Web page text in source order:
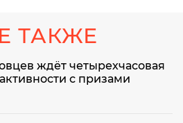
ТАКЖЕ
ждёт четырехчасовая
с призами